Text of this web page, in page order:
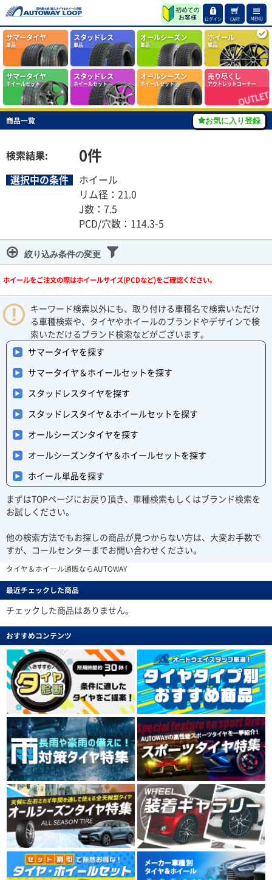
ログイン CART MENU
サマータイヤ
単品
スタッドレス
単品
オールシーズン
単品
ホイール
単品
サマータイヤ
ホイールセット
スタッドレス
ホイールセット
オールシーズン
ホイールセット
売り尽くし
アウトレットコーナー
商品一覧
検索結果: 0件
選択中の条件
ホイール
リム径：21.0
J数：7.5
PCD/穴数：114.3-5
絞り込み条件の変更
ホイールをご注文の際はホイールサイズ(PCDなど)をご確認ください。
お気に入り登録
キーワード検索以外にも、取り付ける車種名で検索いただけ
る車種検索や、タイヤやホイールのブランドやデザインで検
索いただけるブランド検索などがございます。
サマータイヤを探す
サマータイヤ＆ホイールセットを探す
スタッドレスタイヤを探す
スタッドレスタイヤ＆ホイールセットを探す
オールシーズンタイヤを探す
オールシーズンタイヤ＆ホイールセットを探す
ホイール単品を探す
まずはTOPページにお戻り頂き、車種検索もしくはブランド検索を
お試しください。
他の検索方法でもお探しの商品が見つからない方は、大変お手数で
すが、コールセンターまでお問い合わせください。
タイヤ＆ホイール通販ならAUTOWAY
最近チェックした商品
チェックした商品はありません。
おすすめコンテンツ